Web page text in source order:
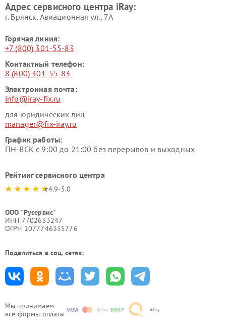
Мы принимаем
все формы оплаты
Адрес сервисного центра iRay:
г. Брянск, Авиационная ул., 7А
Горячая линия:
+7 (800) 301-55-83
Контактный телефон:
8 (800) 301-55-83
Электронная почта:
info@iray-fix.ru
для юридических лиц
manager@fix-iray.ru
График работы:
ПН-ВСК с 9:00 до 21:00 без перерывов и выходных
Рейтинг сервисного центра
4.9-5.0
ООО "Русервис"
ИНН 7702633247
ОГРН 1077746335776
Поделиться в соц. сетях: